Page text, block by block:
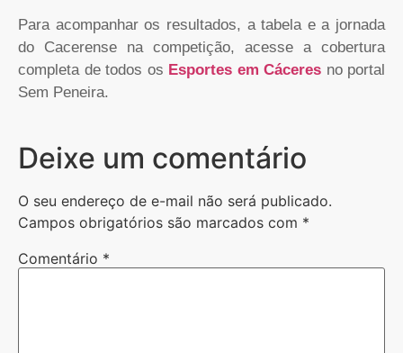
Para acompanhar os resultados, a tabela e a jornada
do Cacerense na competição, acesse a cobertura
completa de todos os Esportes em Cáceres no portal
Sem Peneira.
Deixe um comentário
O seu endereço de e-mail não será publicado.
Campos obrigatórios são marcados com *
Comentário *